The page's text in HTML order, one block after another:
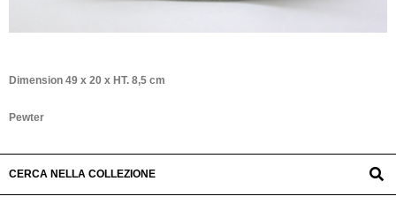
Dimension 49 x 20 x HT. 8,5 cm
Pewter
CERCA NELLA COLLEZIONE